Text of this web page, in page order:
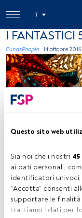
Questo sito web
Sia noi che i nostri 45
ai dati personali,
identificatori
“Accetta” consenti
supportare le finalità
trattiamo i dati per
IT
I FANTASTICI
FundsPeople . 14 ottobre 2016
sudoaptgetupdate,
Tempo di lettura: 3 min.
O gni anno
50”, fondi